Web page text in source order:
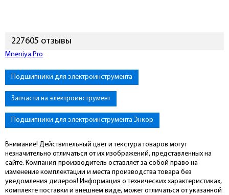
227605 отзывы
Mneniya.Pro
Подшипники для электроинструмента
Запчасти на электроинструмент
Подшипники для электроинструмента Энкор
Внимание! Действительный цвет и текстура товаров могут
незначительно отличаться от их изображений, представленных на
сайте. Компания-производитель оставляет за собой право на
изменение комплектации и места производства товара без
уведомления дилеров! Информация о технических характеристиках,
комплекте поставки и внешнем виде, может отличаться от указанной